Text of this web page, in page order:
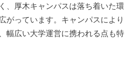
、厚木キャンパスは落ち着いた環
がっています。キャンパスにより
幅広い大学運営に携われる点も特